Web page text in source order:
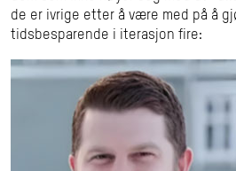
de er ivrige etter å være med på å
tidsbesparende i iterasjon fire: